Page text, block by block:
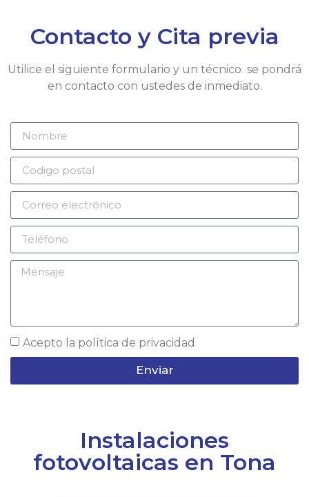
Contacto y Cita previa
Utilice el siguiente formulario y un técnico se pondrá
en contacto con ustedes de inmediato.
Acepto la política de privacidad
Enviar
Instalaciones
fotovoltaicas en Tona